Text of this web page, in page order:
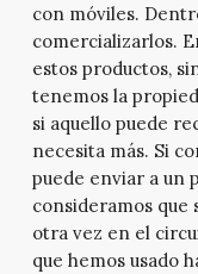
con móviles.
comercializarlos.
estos productos,
tenemos la
si aquello puede
necesita más. Si
puede enviar a un
consideramos que
otra vez en el
que hemos usado